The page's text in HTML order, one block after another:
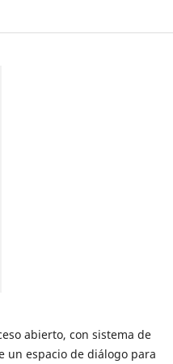
abierto, con sistema de
un espacio de diálogo para